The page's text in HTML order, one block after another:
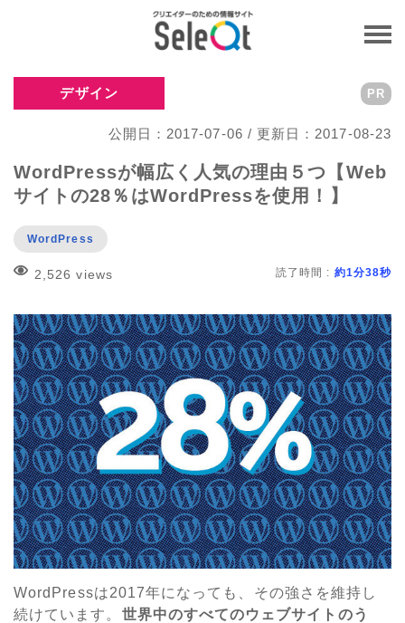
デザイン
公開日：2017-07-06 / 更新日：2017-08-23
PR
WordPressが幅広く人気の理由５つ【Web
サイトの28％はWordPressを使用！】
WordPress
2,526 views 読了時間 : 約1分38秒
WordPressは2017年になっても、その強さを維持し
続けています。 世界中のすべてのウェブサイトのう